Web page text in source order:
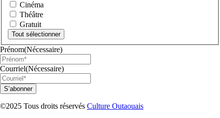
Cinéma
Théâtre
Gratuit
Tout sélectionner
Prénom(Nécessaire)
Courriel(Nécessaire)
©2025 Tous droits réservés Culture Outaouais